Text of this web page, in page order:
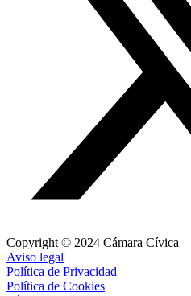
Copyright © 2024 Cámara Cívica
Aviso legal
Política de Privacidad
Política de Cookies